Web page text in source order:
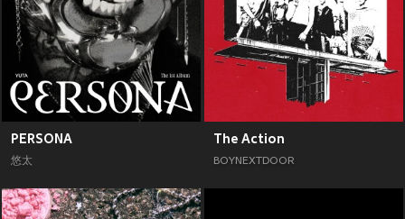
PERSONA
悠太
The Action
BOYNEXTDOOR